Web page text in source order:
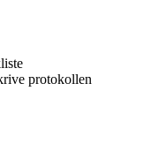
protokollen